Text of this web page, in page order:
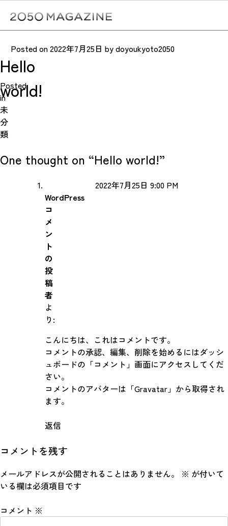
content
Simulation
CO₂削減効果を測る
Hello
world!
Posted on2022年7月25日 bydoyoukyoto2050
WordPress へようこそ。こちらは最初の投稿です。編集また
は削除し、コンテンツ作成を始めてください。
Posted
in
未
分
類
One thought on “Hello world!”
WordPress
コ
メ
ン
ト
の
投
稿
者
よ
り:
2022年7月25日 9:00 PM
こんにちは、これはコメントです。
コメントの承認、編集、削除を始めるにはダッシ
ュボードの「コメント」画面にアクセスしてくだ
さい。
コメントのアバターは「Gravatar 」から取得され
ます。
返信
コメントを残す
メールアドレスが公開されることはありません。 ※ が付いて
いる欄は必須項目です
コメント ※